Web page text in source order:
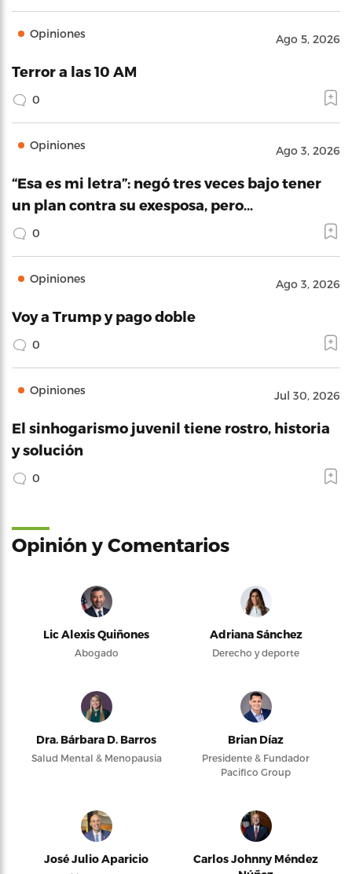
Opiniones Ago 5, 2026
Terror a las 10 AM
0
Opiniones Ago 3, 2026
“Esa es mi letra”: negó tres veces bajo tener
un plan contra su exesposa, pero…
0
Opiniones Ago 3, 2026
Voy a Trump y pago doble
0
Opiniones Jul 30, 2026
El sinhogarismo juvenil tiene rostro, historia
y solución
0
Opinión y Comentarios
Lic Alexis Quiñones
Abogado
Adriana Sánchez
Derecho y deporte
Dra. Bárbara D. Barros
Salud Mental & Menopausia
Brian Díaz
Presidente & Fundador
Pacifico Group
José Julio Aparicio
Carlos Johnny Méndez